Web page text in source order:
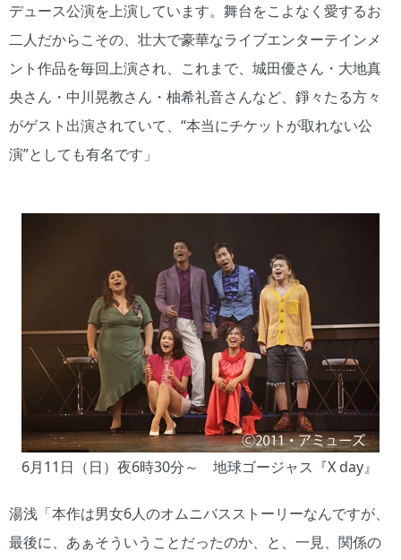
デュース公演を上演しています。舞台をこよなく愛するお
二人だからこその、壮大で豪華なライブエンターテインメ
ント作品を毎回上演され、これまで、城田優さん・大地真
央さん・中川晃教さん・柚希礼音さんなど、錚々たる方々
がゲスト出演されていて、“本当にチケットが取れない公
演”としても有名です」
6月11日（日）夜6時30分～ 地球ゴージャス『X day』
湯浅「本作は男女6人のオムニバスストーリーなんですが、
最後に、あぁそういうことだったのか、と、一見、関係の